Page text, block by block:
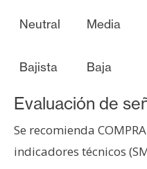
Neutral Media
Bajista Baja
Evaluación de
Se recomienda
indicadores técnicos